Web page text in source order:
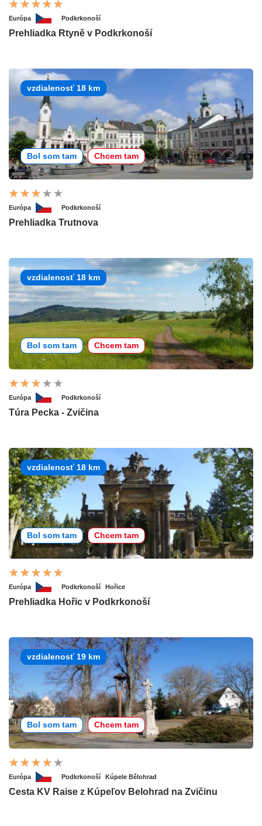
Európa Podkrkonoší
Prehliadka Rtyně v Podkrkonoší
vzdialenosť 18 km
Bol som tam Chcem tam
Európa Podkrkonoší
Prehliadka Trutnova
vzdialenosť 18 km
Bol som tam Chcem tam
Európa Podkrkonoší
Túra Pecka - Zvičina
vzdialenosť 18 km
Bol som tam Chcem tam
Európa Podkrkonoší Hořice
Prehliadka Hořic v Podkrkonoší
vzdialenosť 19 km
Bol som tam Chcem tam
Európa Podkrkonoší Kúpele Bělohrad
Cesta KV Raise z Kúpeľov Belohrad na Zvičinu